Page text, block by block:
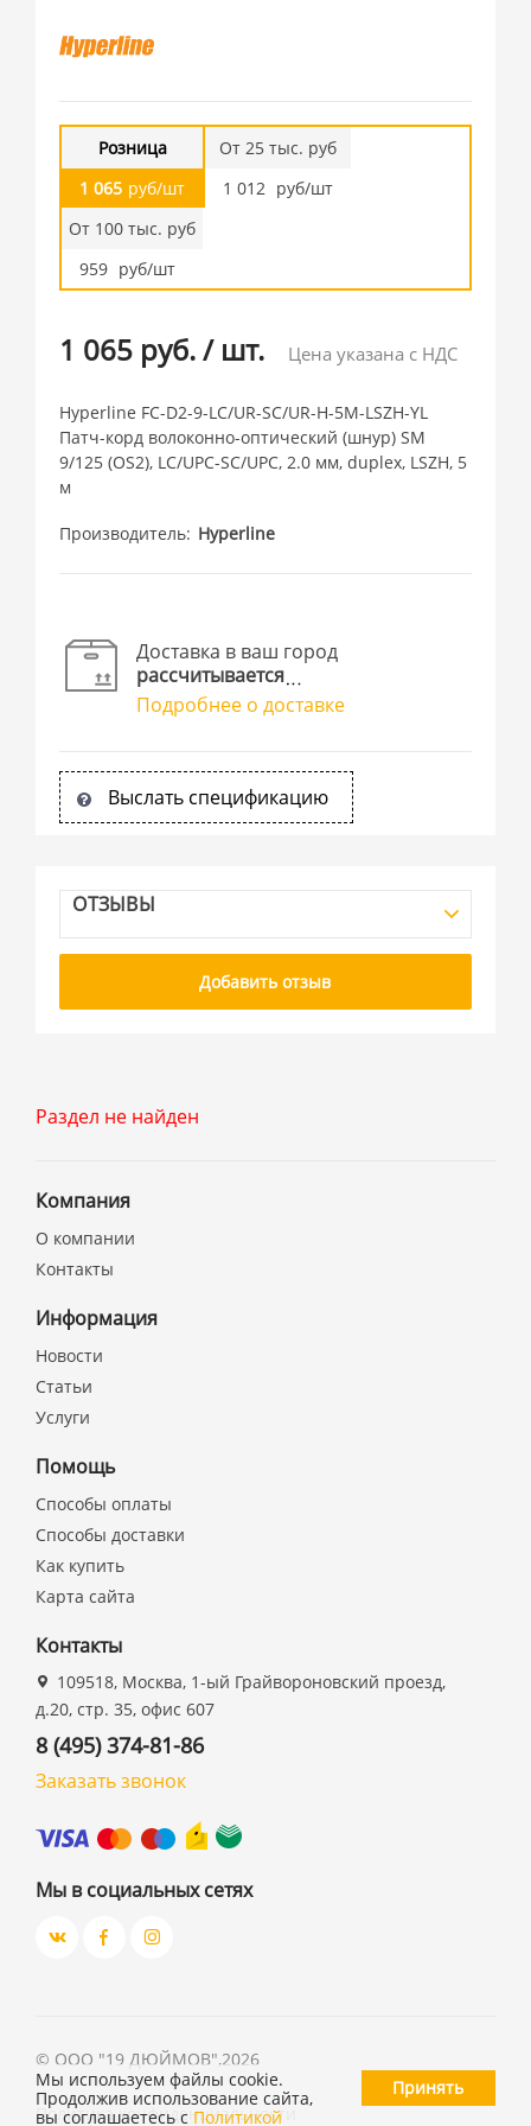
Розница
1 065 руб/шт
От 25 тыс. руб
1 012 руб/шт
От 100 тыс. руб
959 руб/шт
1 065 руб./ шт. Цена указана с НДС
Hyperline FC-D2-9-LC/UR-SC/UR-H-5M-LSZH-YL
Патч-корд волоконно-оптический (шнур) SM
9/125 (OS2), LC/UPC-SC/UPC, 2.0 мм, duplex, LSZH, 5
м
Производитель Hyperline
Доставка в ваш город
рассчитывается
Подробнее о доставке
Выслать спецификацию
ОТЗЫВЫ
Добавить отзыв
Раздел не найден
Компания
О компании
Контакты
Информация
Новости
Статьи
Услуги
Помощь
Способы оплаты
Способы доставки
Как купить
Карта сайта
Контакты
109518, Москва, 1-ый Грайвороновский проезд,
д.20, стр. 35, офис 607
8 (495) 374-81-86
Заказать звонок
Мы в социальных сетях
© ООО "19 ДЮЙМОВ",2026
Политика конфиденциальности
Мы используем файлы cookie.
Продолжив использование сайта,
вы соглашаетесь с Политикой
Принять